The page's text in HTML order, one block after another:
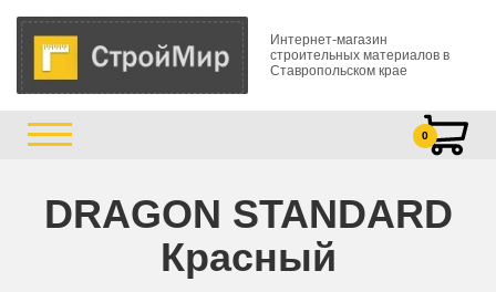
Интернет-магазин
строительных материалов в
Ставропольском крае
0
DRAGON STANDARD
Красный